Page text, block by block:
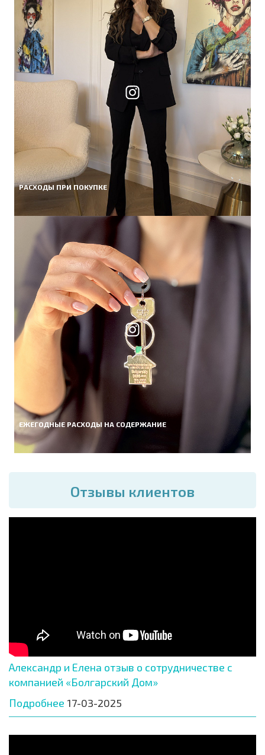
РАСХОДЫ ПРИ ПОКУПКЕ
ЕЖЕГОДНЫЕ РАСХОДЫ НА СОДЕРЖАНИЕ
Отзывы клиентов
Александр и Елена отзыв о сотрудничестве с
компанией «Болгарский Дом»
Подробнее 17-03-2025